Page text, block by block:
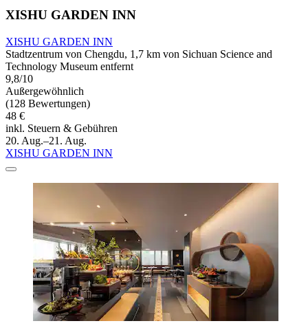
XISHU GARDEN INN
XISHU GARDEN INN
Stadtzentrum von Chengdu, 1,7 km von Sichuan Science and
Technology Museum entfernt
9,8/10
Außergewöhnlich
(128 Bewertungen)
48 €
inkl. Steuern & Gebühren
20. Aug.–21. Aug.
XISHU GARDEN INN